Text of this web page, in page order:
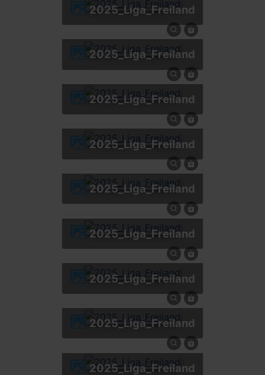
2025_Liga_Freiland
2025_Liga_Freiland
2025_Liga_Freiland
2025_Liga_Freiland
2025_Liga_Freiland
2025_Liga_Freiland
2025_Liga_Freiland
2025_Liga_Freiland
2025_Liga_Freiland